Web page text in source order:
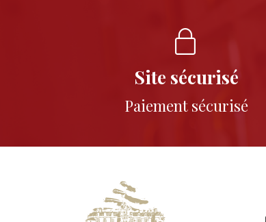
Site sécurisé
Paiement sécurisé